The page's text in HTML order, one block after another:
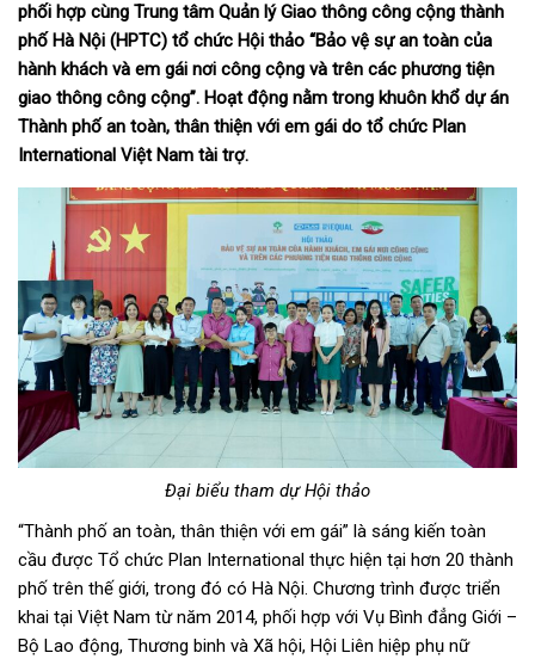
phối hợp cùng Trung tâm Quản lý Giao thông công cộng thành
phố Hà Nội (HPTC) tổ chức Hội thảo “Bảo vệ sự an toàn của
hành khách và em gái nơi công cộng và trên các phương tiện
giao thông công cộng”. Hoạt động nằm trong khuôn khổ dự án
Thành phố an toàn, thân thiện với em gái do tổ chức Plan
International Việt Nam tài trợ.
Đại biểu tham dự Hội thảo
“Thành phố an toàn, thân thiện với em gái” là sáng kiến toàn
cầu được Tổ chức Plan International thực hiện tại hơn 20 thành
phố trên thế giới, trong đó có Hà Nội. Chương trình được triển
khai tại Việt Nam từ năm 2014, phối hợp với Vụ Bình đẳng Giới –
Bộ Lao động, Thương binh và Xã hội, Hội Liên hiệp phụ nữ